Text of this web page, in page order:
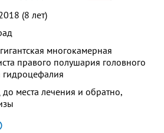
(8 лет)
многокамерная
правого полушария головного
гидроцефалия
места лечения и обратно,